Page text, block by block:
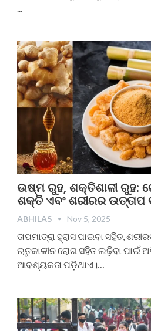
...
ଉଷ୍ମ ରୁହ, ଶକ୍ତିଶାଳୀ ରୁହ:
ଶକ୍ତି ଏବଂ ଶରୀରର ଉତ୍ତାପ
ABHILAS Nov 5, 2025
ତାପମାତ୍ରା ହ୍ରାସ ପାଇବା ସହିତ,
ଋତୁକାଳୀନ ରୋଗ ସହିତ ଲଢ଼ିବା ପାଇଁ
ଆବଶ୍ୟକତା ପଡ଼ିଥାଏ।…